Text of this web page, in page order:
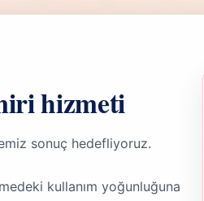
hizmeti
sonuç hedefliyoruz.
kullanım yoğunluğuna